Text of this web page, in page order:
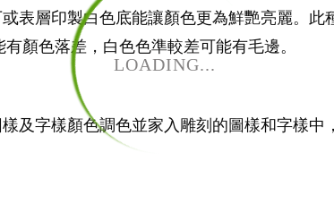
LOADING...
表層印製白色底能讓顏色更為鮮艷亮麗。
顏色落差，白色色準較差可能有毛邊。
及字樣顏色調色並家入雕刻的圖樣和字樣